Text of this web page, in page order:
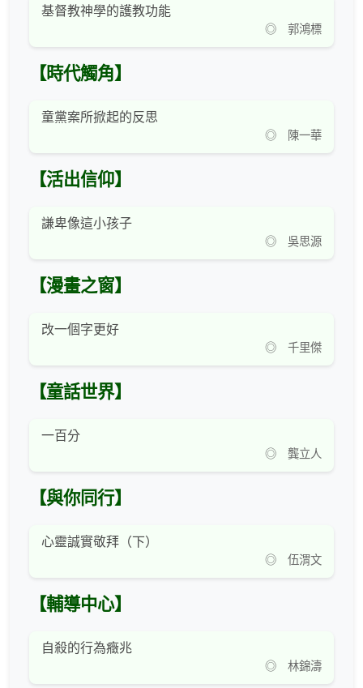
基督教神學的護教功能
◎ 郭鴻標
【時代觸角】
童黨案所掀起的反思
◎ 陳一華
【活出信仰】
謙卑像這小孩子
◎ 吳思源
【漫畫之窗】
改一個字更好
◎ 千里傑
【童話世界】
一百分
◎ 龔立人
【與你同行】
心靈誠實敬拜（下）
◎ 伍渭文
【輔導中心】
自殺的行為癥兆
◎ 林錦濤